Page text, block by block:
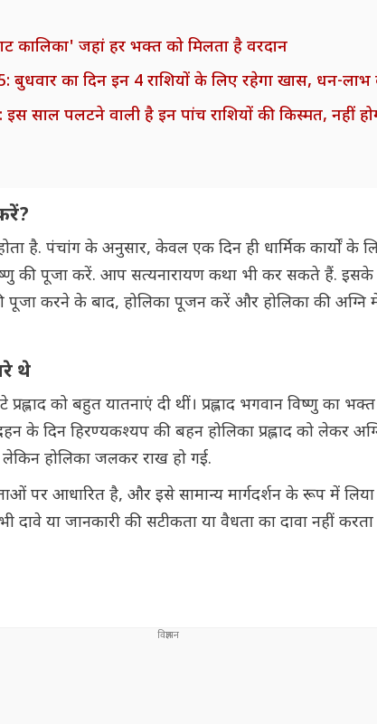
कालिका' जहां हर भक्त को मिलता है वरदान
का दिन इन 4 राशियों के लिए रहेगा खास, धन-
साल पलटने वाली है इन पांच राशियों की किस्मत, नहीं
है. पंचांग के अनुसार, केवल एक दिन ही धार्मिक कार्यों के
की पूजा करें. आप सत्यनारायण कथा भी कर सकते हैं. इसके
पूजा करने के बाद, होलिका पूजन करें और होलिका की
थे
को बहुत यातनाएं दी थीं। प्रह्लाद भगवान विष्णु का
के दिन हिरण्यकश्यप की बहन होलिका प्रह्लाद को लेकर
लेकिन होलिका जलकर राख हो गई.
पर आधारित है, और इसे सामान्य मार्गदर्शन के रूप में
दावे या जानकारी की सटीकता या वैधता का दावा नहीं